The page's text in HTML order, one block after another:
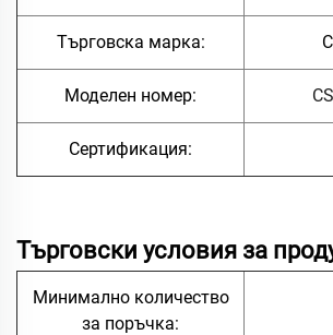
Търговска марка:
Моделен номер:
Сертификация:
Търговски условия за
Минимално количество
за поръчка: